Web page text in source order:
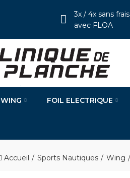
3x / 4x sans frais
avec FLOA
WING FOIL ELECTRIQUE
Accueil Sports Nautiques Wing